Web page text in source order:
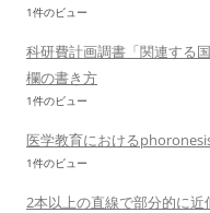
1件のビュー
科研費計画調書「関連する
欄の書き方
1件のビュー
医学教育における
1件のビュー
2本以上の直線で部分的に